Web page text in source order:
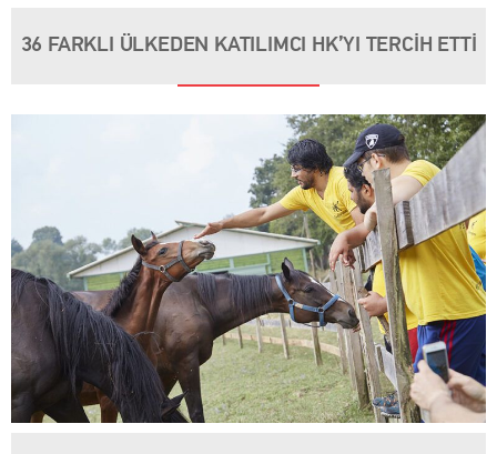
36 FARKLI ÜLKEDEN KATILIMCI HK’YI TERCİH ETTİ